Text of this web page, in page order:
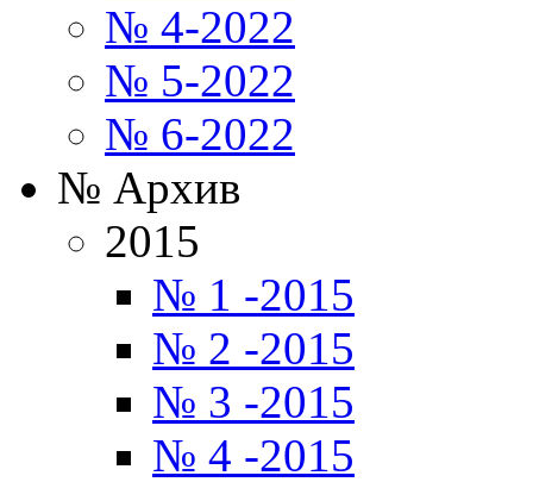
№ 4-2022
№ 5-2022
№ 6-2022
№ Архив
2015
№ 1 -2015
№ 2 -2015
№ 3 -2015
№ 4 -2015